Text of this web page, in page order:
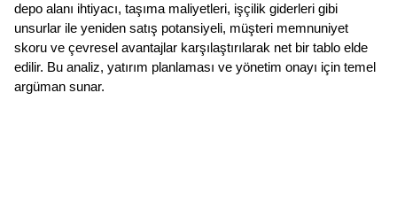
depo alanı ihtiyacı, taşıma maliyetleri, işçilik giderleri gibi
unsurlar ile yeniden satış potansiyeli, müşteri memnuniyet
skoru ve çevresel avantajlar karşılaştırılarak net bir tablo elde
edilir. Bu analiz, yatırım planlaması ve yönetim onayı için temel
argüman sunar.